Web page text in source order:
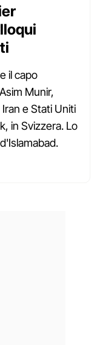
il capo
Munir,
e Stati Uniti
in Svizzera. Lo